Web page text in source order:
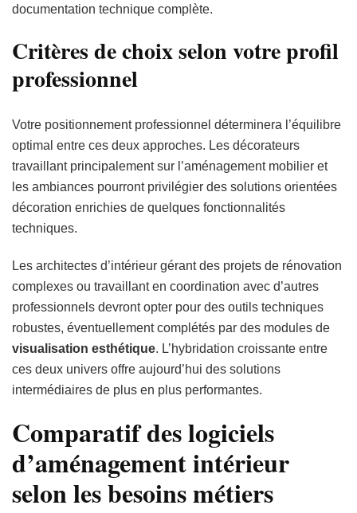
documentation technique complète.
Critères de choix selon votre profil
professionnel
Votre positionnement professionnel déterminera l’équilibre
optimal entre ces deux approches. Les décorateurs
travaillant principalement sur l’aménagement mobilier et
les ambiances pourront privilégier des solutions orientées
décoration enrichies de quelques fonctionnalités
techniques.
Les architectes d’intérieur gérant des projets de rénovation
complexes ou travaillant en coordination avec d’autres
professionnels devront opter pour des outils techniques
robustes, éventuellement complétés par des modules de
visualisation esthétique. L’hybridation croissante entre
ces deux univers offre aujourd’hui des solutions
intermédiaires de plus en plus performantes.
Comparatif des logiciels
d’aménagement intérieur
selon les besoins métiers